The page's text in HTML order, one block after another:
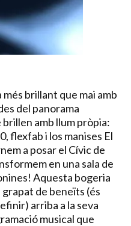
més brillant que mai amb
del panorama
amb llum pròpia:
flexfab i los manises El
a posar el Cívic de
en una sala de
Aquesta bogeria
de beneïts (és
arriba a la seva
musical que